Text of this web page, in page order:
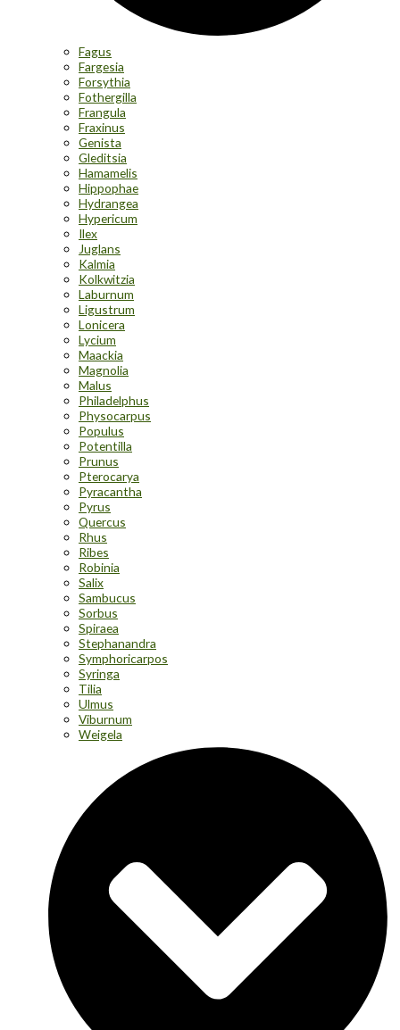
Fagus
Fargesia
Forsythia
Fothergilla
Frangula
Fraxinus
Genista
Gleditsia
Hamamelis
Hippophae
Hydrangea
Hypericum
Ilex
Juglans
Kalmia
Kolkwitzia
Laburnum
Ligustrum
Lonicera
Lycium
Maackia
Magnolia
Malus
Philadelphus
Physocarpus
Populus
Potentilla
Prunus
Pterocarya
Pyracantha
Pyrus
Quercus
Rhus
Ribes
Robinia
Salix
Sambucus
Sorbus
Spiraea
Stephanandra
Symphoricarpos
Syringa
Tilia
Ulmus
Viburnum
Weigela